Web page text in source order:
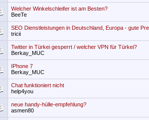
Welcher Winkelschleifer ist am Besten?
BeeTe
SEO Dienstleistungen in Deutschland, Europa - gute
tricii
Twitter in Türkei gesperrt / welcher VPN für Türkei?
Berkay_MUC
IPhone 7
Berkay_MUC
Chat funktioniert nicht
help4you
neue handy-hülle-empfehlung?
asmen80